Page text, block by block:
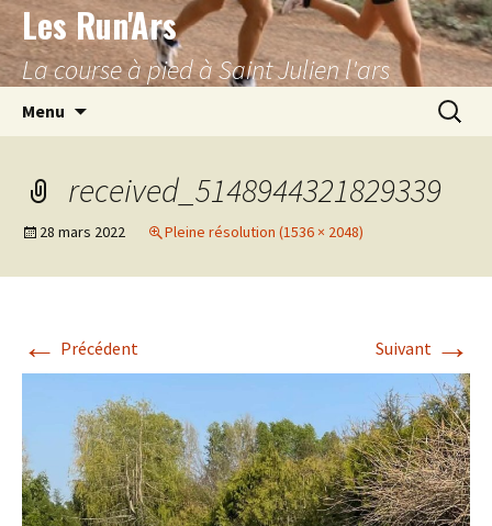
Aller
au
contenu
Les Run'Ars
La course à pied à Saint Julien l'ars
Menu
received_5148944321829339
28 mars 2022 Pleine résolution (1536 × 2048)
← Précédent Suivant →